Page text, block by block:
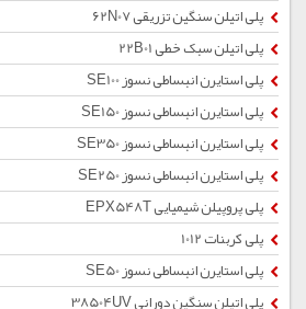
پلی اتیلن سنگین تزریقی 62N07
پلی اتیلن سبک خطی 22B01
پلی استایرن انبساطی نسوز SE100
پلی استایرن انبساطی نسوز SE150
پلی استایرن انبساطی نسوز SE350
پلی استایرن انبساطی نسوز SE250
پلی پروپیلن شیمیایی EPX548T
پلی کربنات 1012
پلی استایرن انبساطی نسوز SE50
پلی اتیلن سنگین دورانی 38504UV